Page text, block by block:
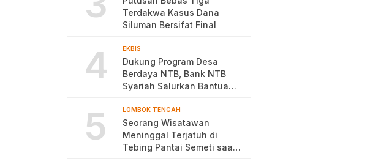
Terdakwa Kasus Dana
Siluman Bersifat Final
4 EKBIS
Dukung Program Desa
Berdaya NTB, Bank NTB
Syariah Salurkan Bantuan
5 LOMBOK TENGAH
Seorang Wisatawan
Meninggal Terjatuh di
Tebing Pantai Semeti saat